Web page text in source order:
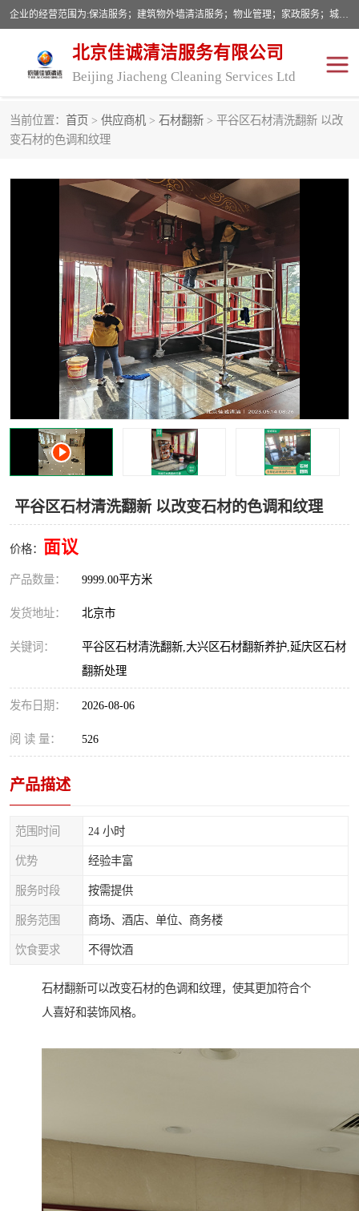
企业的经营范围为:保洁服务；建筑物外墙清洁服务；物业管理；家政服务；城市园林绿化；劳务分包；技术开发、技术转让、技术服务；销售保洁设备、卫生用品、化工产品（不含危险化学品及一类易制毒化学品）、日用品、办公设备、建筑材料、装饰材料；图文设计；清洁服务（不含餐具消毒）；中央空调维修；工程设计；施工总承包；专业承包。
北京佳诚清洁服务有限公司
Beijing Jiacheng Cleaning Services Ltd
当前位置： 首页 > 供应商机 > 石材翻新 > 平谷区石材清洗翻新 以改
变石材的色调和纹理
平谷区石材清洗翻新 以改变石材的色调和纹理
价格： 面议
产品数量： 9999.00平方米
发货地址： 北京市
关键词：
平谷区石材清洗翻新,大兴区石材翻新养护,延庆区石材
翻新处理
发布日期： 2026-08-06
阅 读 量： 526
产品描述
范围时间 24 小时
优势 经验丰富
服务时段 按需提供
服务范围 商场、酒店、单位、商务楼
饮食要求 不得饮酒
石材翻新可以改变石材的色调和纹理，使其更加符合个
人喜好和装饰风格。
外墙清洗
开荒保洁 保洁服务
建筑物外墙维修